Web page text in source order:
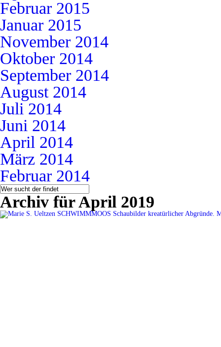
Februar 2015
Januar 2015
November 2014
Oktober 2014
September 2014
August 2014
Juli 2014
Juni 2014
April 2014
März 2014
Februar 2014
Archiv für April 2019